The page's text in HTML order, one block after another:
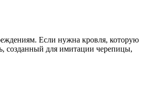
Если нужна кровля, которую
созданный для имитации черепицы,